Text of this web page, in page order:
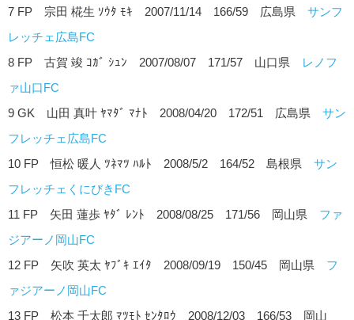
7 FP 宗田 椛生 ｿｳﾀ ﾓｷ 2007/11/14 166/59 広島県 サンフ
レッチェ広島FC
8 FP 古賀 竣 ｺｶﾞ ｼｭﾝ 2007/08/07 171/57 山口県
レノフ
ァ山口FC
9 GK 山田 真叶 ﾔﾏﾀﾞ ﾏﾅﾄ 2008/04/20 172/51 広島県 サン
フレッチェ広島FC
10 FP 恒松 暖人 ﾂﾈﾏﾂ ﾊﾙﾄ 2008/5/2 164/52 島根県 サン
フレッチェくにびきFC
11 FP 矢田 蓮歩 ﾔﾀﾞ ﾚﾝﾄ 2008/08/25 171/56 岡山県 ファ
ジアーノ岡山FC
12 FP 矢吹 英太 ﾔﾌﾞｷ ｴｲﾀ 2008/09/19 150/45 岡山県 フ
ァジアーノ岡山FC
13 FP 松本 千太郎 ﾏﾂﾓﾄ ｾﾝﾀﾛｳ 2008/12/03 166/53 岡山